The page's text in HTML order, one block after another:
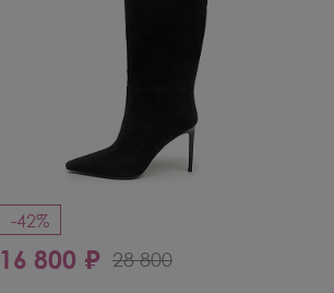
-42%
16 800 ₽ 28 800